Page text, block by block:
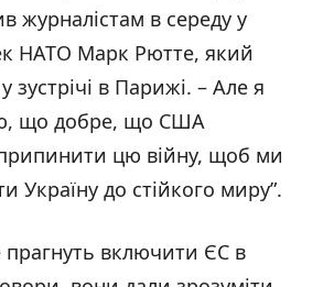
журналістам в середу у
НАТО Марк Рютте, який
зустрічі в Парижі. – Але я
що добре, що США
цю війну, щоб ми
Україну до стійкого миру”.
включити ЄС в